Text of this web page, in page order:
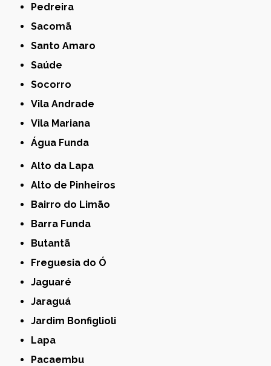
Pedreira
Sacomã
Santo Amaro
Saúde
Socorro
Vila Andrade
Vila Mariana
Água Funda
Alto da Lapa
Alto de Pinheiros
Bairro do Limão
Barra Funda
Butantã
Freguesia do Ó
Jaguaré
Jaraguá
Jardim Bonfiglioli
Lapa
Pacaembu